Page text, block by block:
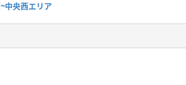
中央西エリア